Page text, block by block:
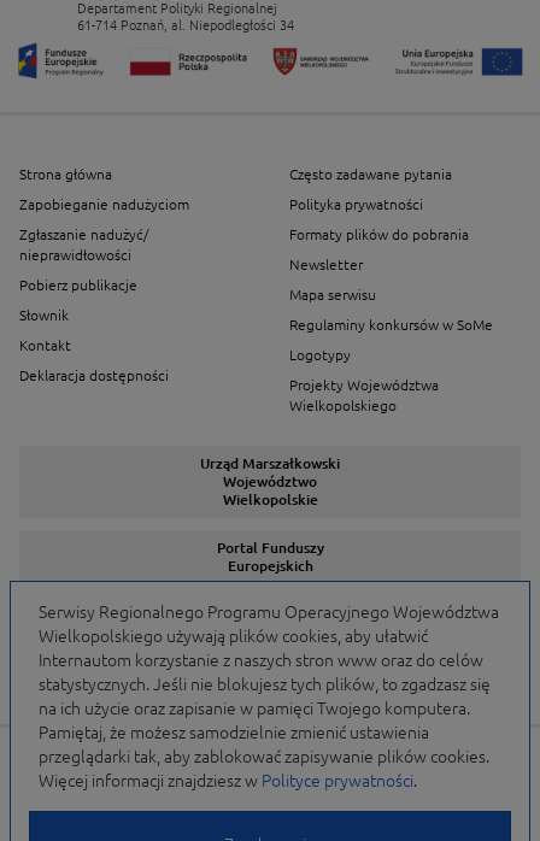
Departament Polityki Regionalnej
61-714 Poznań, al. Niepodległości 34
Strona główna
Zapobieganie nadużyciom
Zgłaszanie nadużyć/
nieprawidłowości
Pobierz publikacje
Słownik
Kontakt
Deklaracja dostępności
Często zadawane pytania
Polityka prywatności
Formaty plików do pobrania
Newsletter
Mapa serwisu
Regulaminy konkursów w SoMe
Logotypy
Projekty Województwa
Wielkopolskiego
Urząd Marszałkowski
Województwo
Wielkopolskie
Portal Funduszy
Europejskich
Serwisy Programów
Portal finansowany przez Unię Europejską w ramach
WRPO 2007-2013 i WRPO 2014-2020 oraz budżet
Serwisy Regionalnego Programu Operacyjnego Województwa
Wielkopolskiego używają plików cookies, aby ułatwić
Internautom korzystanie z naszych stron www oraz do celów
statystycznych. Jeśli nie blokujesz tych plików, to zgadzasz się
na ich użycie oraz zapisanie w pamięci Twojego komputera.
Pamiętaj, że możesz samodzielnie zmienić ustawienia
przeglądarki tak, aby zablokować zapisywanie plików cookies.
Więcej informacji znajdziesz w Polityce prywatności.